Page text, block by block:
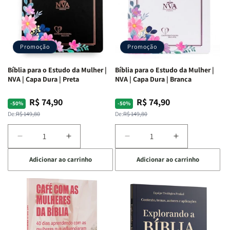
Promoção
Bíblia para o Estudo da Mulher |
NVA | Capa Dura | Preta
-50%
Preço
normal
De:R$ 149,80
Preço
promocional
R$ 74,90
Diminuir
a
quantidade
de
Bíblia
para
Estudo
da
Aumentar
a
quantidade
de
Bíblia
para
o
Estudo
da
Adicionar ao carrinho
Promoção
Bíblia para o Estudo da Mulher |
NVA | Capa Dura | Branca
-50%
Preço
normal
De:R$ 149,80
Preço
promocional
R$ 74,90
Diminuir
a
quantidade
de
Bíblia
o
Estudo
da
Aumentar
a
quantidade
de
Bíblia
para
o
Estudo
Adicionar ao carrinho